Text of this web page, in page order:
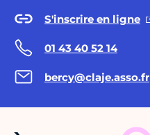
S'inscrire en ligne
01 43 40 52 14
bercy@claje.asso.fr